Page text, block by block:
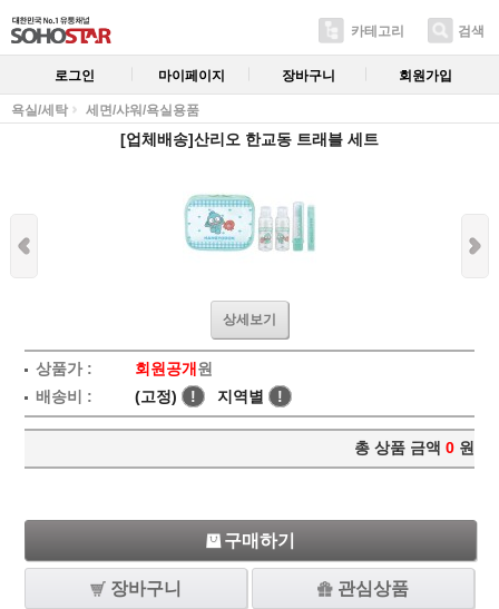
카테고리 검색
로그인 마이페이지 장바구니 회원가입
욕실/세탁 세면/샤워/욕실용품
[업체배송]산리오 한교동 트래블 세트
상세보기
상품가 : 회원공개 원
배송비 :
(고정) ! 지역별 !
총 상품 금액 0 원
구매하기
장바구니 관심상품